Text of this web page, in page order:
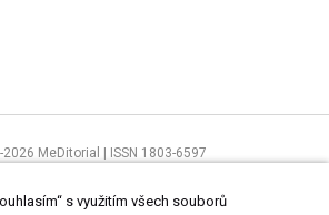
MeDitorial | ISSN 1803-6597
aZásady zpracování osobních údajů
s využitím všech souborů